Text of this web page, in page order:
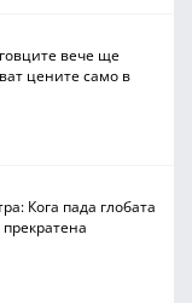
вече ще
цените само в
Кога пада глобата